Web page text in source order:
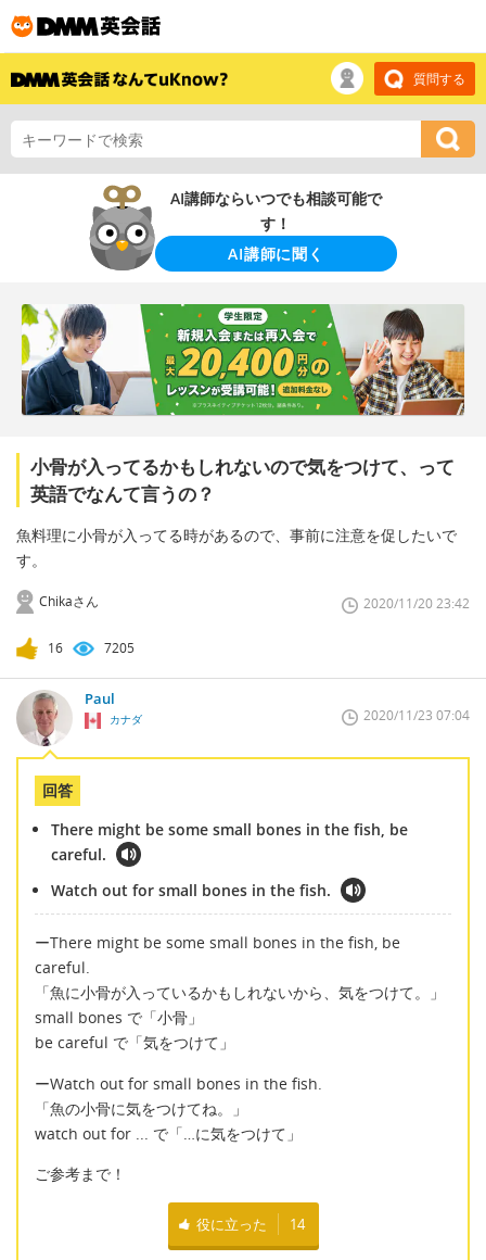
質問する
AI講師ならいつでも相談可能で
す！
AI講師に聞く
小骨が入ってるかもしれないので気をつけて、って
英語でなんて言うの？
魚料理に小骨が入ってる時があるので、事前に注意を促したいで
す。
Chikaさん 2020/11/20 23:42
16 7205
Paul
カナダ 2020/11/23 07:04
回答
There might be some small bones in the fish, be
careful.
Watch out for small bones in the fish.
ーThere might be some small bones in the fish, be
careful.
「魚に小骨が入っているかもしれないから、気をつけて。」
small bones で「小骨」
be careful で「気をつけて」
ーWatch out for small bones in the fish.
「魚の小骨に気をつけてね。」
watch out for ... で「…に気をつけて」
ご参考まで！
役に立った 14